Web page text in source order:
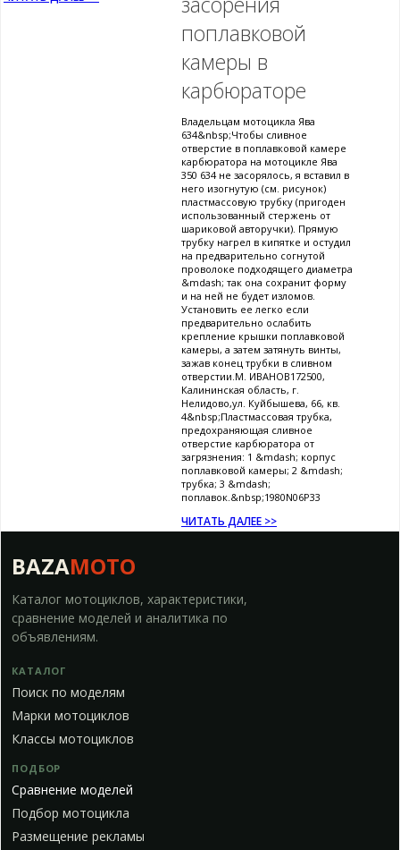
поплавковой
камеры в
карбюраторе
Владельцам мотоцикла Ява
634&nbsp;Чтобы сливное
отверстие в поплавковой камере
карбюратора на мотоцикле Ява
350 634 не засорялось, я вставил в
него изогнутую (см. рисунок)
пластмассовую трубку (пригоден
использованный стержень от
шариковой авторучки). Прямую
трубку нагрел в кипятке и остудил
на предварительно согнутой
проволоке подходящего диаметра
&mdash; так она сохранит форму
и на ней не будет изломов.
Установить ее легко если
предварительно ослабить
крепление крышки поплавковой
камеры, а затем затянуть винты,
зажав конец трубки в сливном
отверстии.М. ИВАНОВ172500,
Калининская область, г.
Нелидово,ул. Куйбышева, 66, кв.
4&nbsp;Пластмассовая трубка,
предохраняющая сливное
отверстие карбюратора от
загрязнения: 1 &mdash; корпус
поплавковой камеры; 2 &mdash;
трубка; 3 &mdash;
поплавок.&nbsp;1980N06P33
ЧИТАТЬ ДАЛЕЕ >>
BAZAMOTO
Каталог мотоциклов, характеристики,
сравнение моделей и аналитика по
объявлениям.
КАТАЛОГ
Поиск по моделям
Марки мотоциклов
Классы мотоциклов
ПОДБОР
Сравнение моделей
Подбор мотоцикла
Размещение рекламы